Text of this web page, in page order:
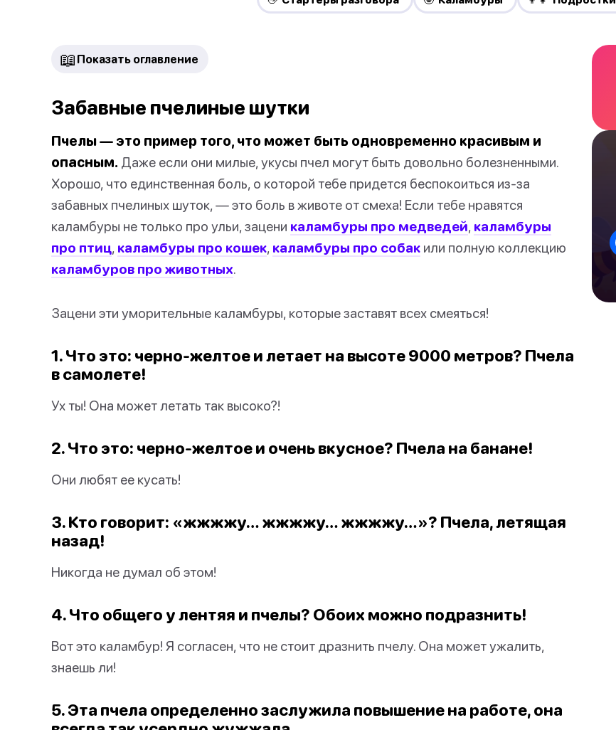
📖 Показать оглавление
Забавные пчелиные шутки
Пчелы — это пример того, что может быть одновременно красивым и
опасным. Даже если они милые, укусы пчел могут быть довольно болезненными.
Хорошо, что единственная боль, о которой тебе придется беспокоиться из-за
забавных пчелиных шуток, — это боль в животе от смеха! Если тебе нравятся
каламбуры не только про ульи, зацени каламбуры про медведей, каламбуры
про птиц, каламбуры про кошек, каламбуры про собак или полную коллекцию
каламбуров про животных.
Зацени эти уморительные каламбуры, которые заставят всех смеяться!
1. Что это: черно-желтое и летает на высоте 9000 метров? Пчела
в самолете!
Ух ты! Она может летать так высоко?!
2. Что это: черно-желтое и очень вкусное? Пчела на банане!
Они любят ее кусать!
3. Кто говорит: «жжжжу… жжжжу… жжжжу…»? Пчела, летящая
назад!
Никогда не думал об этом!
4. Что общего у лентяя и пчелы? Обоих можно подразнить!
Вот это каламбур! Я согласен, что не стоит дразнить пчелу. Она может ужалить,
знаешь ли!
5. Эта пчела определенно заслужила повышение на работе, она